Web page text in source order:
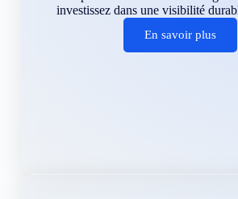
investissez dans une visibilité
En savoir plus